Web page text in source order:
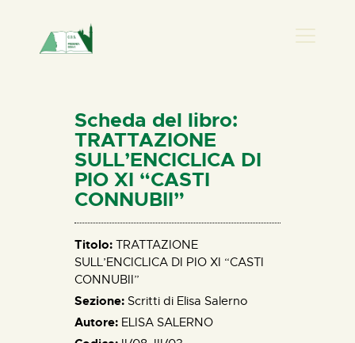
HOME
CHI SIAMO
NEWS
PERCORSI
BIBLIOTECA
ELISA SALERNO
CONTATTI
Scheda del libro:
TRATTAZIONE
SULL’ENCICLICA DI
PIO XI “CASTI
CONNUBII”
Titolo: TRATTAZIONE
SULL’ENCICLICA DI PIO XI “CASTI
CONNUBII”
Sezione: Scritti di Elisa Salerno
Autore: ELISA SALERNO